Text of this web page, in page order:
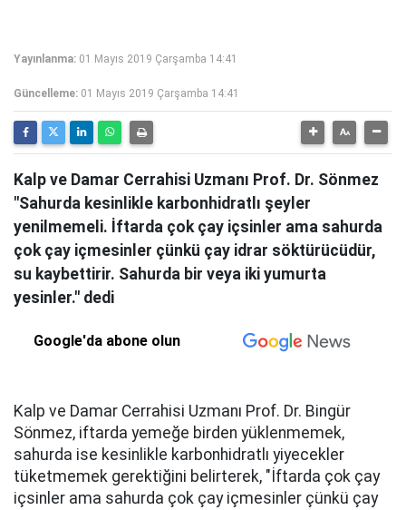
Yayınlanma: 01 Mayıs 2019 Çarşamba 14:41
Güncelleme: 01 Mayıs 2019 Çarşamba 14:41
Kalp ve Damar Cerrahisi Uzmanı Prof. Dr. Sönmez
"Sahurda kesinlikle karbonhidratlı şeyler
yenilmemeli. İftarda çok çay içsinler ama sahurda
çok çay içmesinler çünkü çay idrar söktürücüdür,
su kaybettirir. Sahurda bir veya iki yumurta
yesinler." dedi
Google'da abone olun
Kalp ve Damar Cerrahisi Uzmanı Prof. Dr. Bingür
Sönmez, iftarda yemeğe birden yüklenmemek,
sahurda ise kesinlikle karbonhidratlı yiyecekler
tüketmemek gerektiğini belirterek, "İftarda çok çay
içsinler ama sahurda çok çay içmesinler çünkü çay